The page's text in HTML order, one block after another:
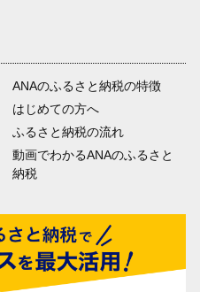
ANAのふるさと納税の特徴
はじめての方へ
ふるさと納税の流れ
動画でわかるANAのふるさと
納税